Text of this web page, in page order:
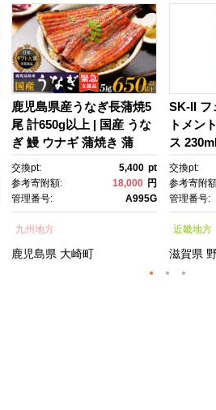
鹿児島県産うなぎ長蒲焼5
尾 計650g以上 | 国産 うな
ぎ 鰻 ウナギ 蒲焼き 蒲
焼 かばやき unagi うなぎ
蒲焼 土用丑の日 土用の丑
の日 丑の日 魚 魚介 魚
り ギフト 人気 おすす
め 鹿児島県 大崎町 大隅半
交換pt: 5,400 pt
参考寄附額:
18,000 円
管理番号:
A995G
九州地方
鹿児島県 大崎町
SK-II フ
トメン
ス
2 SK エ
ーツ エ
ンケア
センス
ートメ
交換pt:
参考寄附
管理番号:
近畿地方
滋賀県